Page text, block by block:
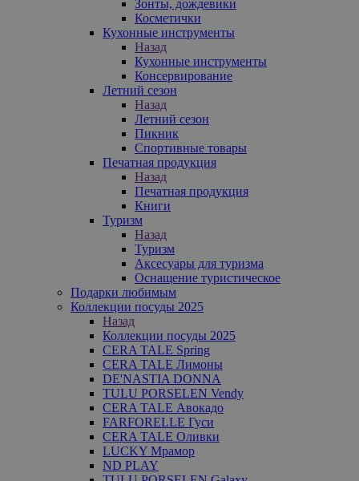
Зонты, дождевики
Косметички
Кухонные инструменты
Назад
Кухонные инструменты
Консервирование
Летний сезон
Назад
Летний сезон
Пикник
Спортивные товары
Печатная продукция
Назад
Печатная продукция
Книги
Туризм
Назад
Туризм
Аксесуары для туризма
Оснащение туристическое
Подарки любимым
Коллекции посуды 2025
Назад
Коллекции посуды 2025
CERA TALE Spring
CERA TALE Лимоны
DE'NASTIA DONNA
TULU PORSELEN Vendy
CERA TALE Авокадо
FARFORELLE Гуси
CERA TALE Оливки
LUCKY Мрамор
ND PLAY